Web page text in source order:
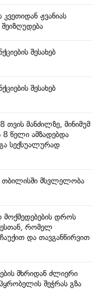
კვეთიდან ჟვანიას
შესახებ
შესახებ
მანძილზე, მინიმუმ
წელი ამზადებდა
სექსუალურად
- თბილისში მსვლელობა
დროს
რომელ
და თავგანწირვით
მხრიდან ძლიერი
შეჭრას გზა